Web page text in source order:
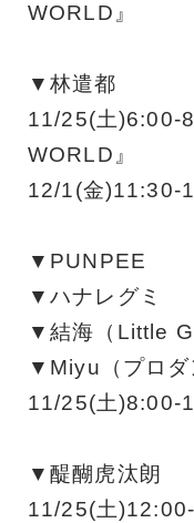
WORLD』
▼林遣都
11/25(土)6:00-
WORLD』
12/1(金)11:30-
▼PUNPEE
▼ハナレグミ
▼結海（Little
▼Miyu（プロダ
11/25(土)8:00-
▼醍醐虎汰朗
11/25(土